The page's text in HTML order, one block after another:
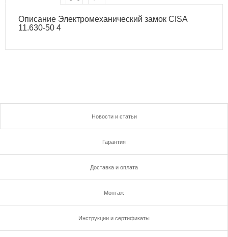
Описание Электромеханический замок CISA
11.630-50 4
Новости и статьи
Гарантия
Доставка и оплата
Монтаж
Инструкции и сертификаты